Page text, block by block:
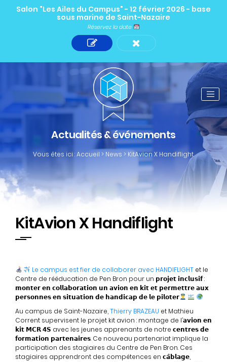
Salon "Les Ailes du Campus" - 12 février 2026 - base
sous marine de Saint-Nazaire
Réservez la date
Actualités & événements
Vous êtes ici :Accueil > News > KitAvion X Handiflight
KitAvion X Handiflight
Le campus est fier de collaborer avec HANDIFLIGHT et le
Centre de rééducation de Pen Bron pour un 𝗽𝗿𝗼𝗷𝗲𝘁 𝗶𝗻𝗰𝗹𝘂𝘀𝗶𝗳 :
𝗺𝗼𝗻𝘁𝗲𝗿 𝗲𝗻 𝗰𝗼𝗹𝗹𝗮𝗯𝗼𝗿𝗮𝘁𝗶𝗼𝗻 𝘂𝗻 𝗮𝘃𝗶𝗼𝗻 𝗲𝗻 𝗸𝗶𝘁 𝗲𝘁 𝗽𝗲𝗿𝗺𝗲𝘁𝘁𝗿𝗲 𝗮𝘂𝘅
𝗽𝗲𝗿𝘀𝗼𝗻𝗻𝗲𝘀 𝗲𝗻 𝘀𝗶𝘁𝘂𝗮𝘁𝗶𝗼𝗻 𝗱𝗲 𝗵𝗮𝗻𝗱𝗶𝗰𝗮𝗽 𝗱𝗲 𝗹𝗲 𝗽𝗶𝗹𝗼𝘁𝗲𝗿
Au campus de Saint-Nazaire,Thierry BRAZEAU et Mathieu
Corrent supervisent le projet kit avion : montage de l’𝗮𝘃𝗶𝗼𝗻 𝗲𝗻
𝗸𝗶𝘁 𝗠𝗖𝗥 𝟰𝗦 avec les jeunes apprenants de notre 𝗰𝗲𝗻𝘁𝗿𝗲𝘀 𝗱𝗲
𝗳𝗼𝗿𝗺𝗮𝘁𝗶𝗼𝗻 𝗽𝗮𝗿𝘁𝗲𝗻𝗮𝗶𝗿𝗲𝘀. Ce nouveau partenariat implique la
participation des stagiaires du Centre de Pen Bron. Ces
stagiaires apprendront des compétences en 𝗰𝗮̂𝗯𝗹𝗮𝗴𝗲,